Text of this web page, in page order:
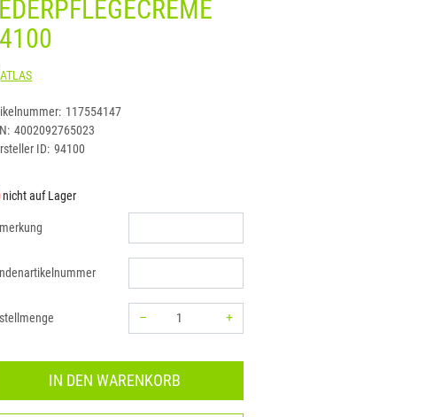
ATLAS
117554147
4002092765023
ID: 94100
nicht auf Lager
–
+
IN DEN WARENKORB